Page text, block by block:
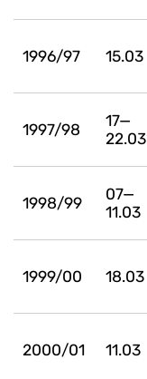
1996/97 15.03
1997/98
17—
22.03
1998/99
07—
11.03
1999/00 18.03
2000/01 11.03